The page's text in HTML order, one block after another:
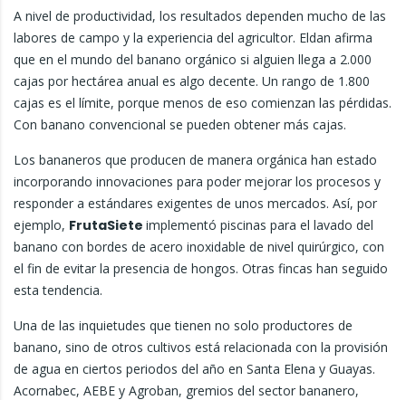
A nivel de productividad, los resultados dependen mucho de las
labores de campo y la experiencia del agricultor. Eldan afirma
que en el mundo del banano orgánico si alguien llega a 2.000
cajas por hectárea anual es algo decente. Un rango de 1.800
cajas es el límite, porque menos de eso comienzan las pérdidas.
Con banano convencional se pueden obtener más cajas.
Los bananeros que producen de manera orgánica han estado
incorporando innovaciones para poder mejorar los procesos y
responder a estándares exigentes de unos mercados. Así, por
ejemplo, FrutaSiete implementó piscinas para el lavado del
banano con bordes de acero inoxidable de nivel quirúrgico, con
el fin de evitar la presencia de hongos. Otras fincas han seguido
esta tendencia.
Una de las inquietudes que tienen no solo productores de
banano, sino de otros cultivos está relacionada con la provisión
de agua en ciertos periodos del año en Santa Elena y Guayas.
Acornabec, AEBE y Agroban, gremios del sector bananero,